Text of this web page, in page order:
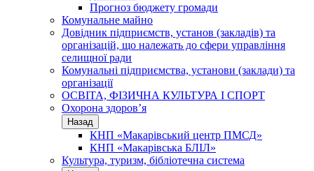
Прогноз бюджету громади
Комунальне майно
Довідник підприємств, установ (закладів) та
організацій, що належать до сфери управління
селищної ради
Комунальні підприємства, установи (заклади) та
організації
ОСВІТА, ФІЗИЧНА КУЛЬТУРА І СПОРТ
Охорона здоров’я
Назад
КНП «Макарівський центр ПМСД»
КНП «Макарівська БЛІЛ»
Культура, туризм, бібліотечна система